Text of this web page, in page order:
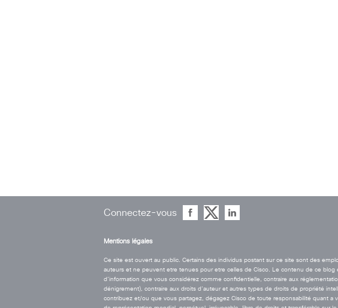
Connectez-vous
Mentions légales
Ce site est ouvert au public. Certains des individus postant sur ce site sont des
auteurs et ne peuvent etre tenues pour etre celles de Cisco. Le contenu de ce blog
d’information que vous considérez comme confidentielle, contraire aux
dénigrement), contraire aux droits d’auteur et autres types de droits de propriété
contribuez et/ou que vous partagez, dégagez Cisco de toute responsabilité quant